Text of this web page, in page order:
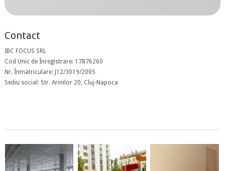
Contact
IBC FOCUS SRL
Cod Unic de Înregistrare: 17876260
Nr. Înmatriculare: J12/3019/2005
Sediu social: Str. Arinilor 20, Cluj-Napoca